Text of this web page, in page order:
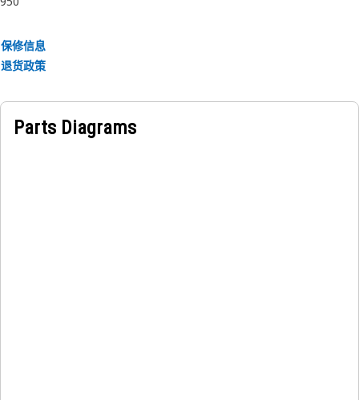
保修信息
退货政策
Parts Diagrams